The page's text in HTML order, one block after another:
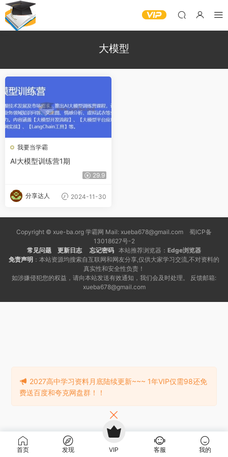
大模型
我要当学霸
AI大模型训练营1期
29.9
分享达人 2024-11-30
Copyright © xue-ba.org 学霸网 Mail: xueba678@gmail.com 蜀ICP备
13018627号-2
常见问题
更新日志 忘记密码 本站推荐浏览器： Edge浏览器
免责声明 ：本站资源均搜索自互联网和网友分享,仅供大家学习交流,不对资料的
真实性和安全性负责！
如涉嫌侵犯您的权益，请向本站发送有效通知，我们会及时处理。 反馈邮箱:
xueba678@gmail.com
首页 发现 VIP 客服 我的
2027高中学习资料月底陆续更新~~~ 1年VIP仅需98还免
费送百度和夸克网盘群！！